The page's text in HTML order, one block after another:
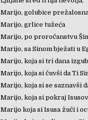
Marijo, golubice
Marijo, grlice tužeća
Marijo, po proročanstvu
Marijo, sa Sinom bježati u
Marijo, koja si tri dana
Marijo, koja si čuvši da Ti
Marijo, koja si se saznavši
Marijo, koja si pokraj
Marijo koja si Isusa žuči i